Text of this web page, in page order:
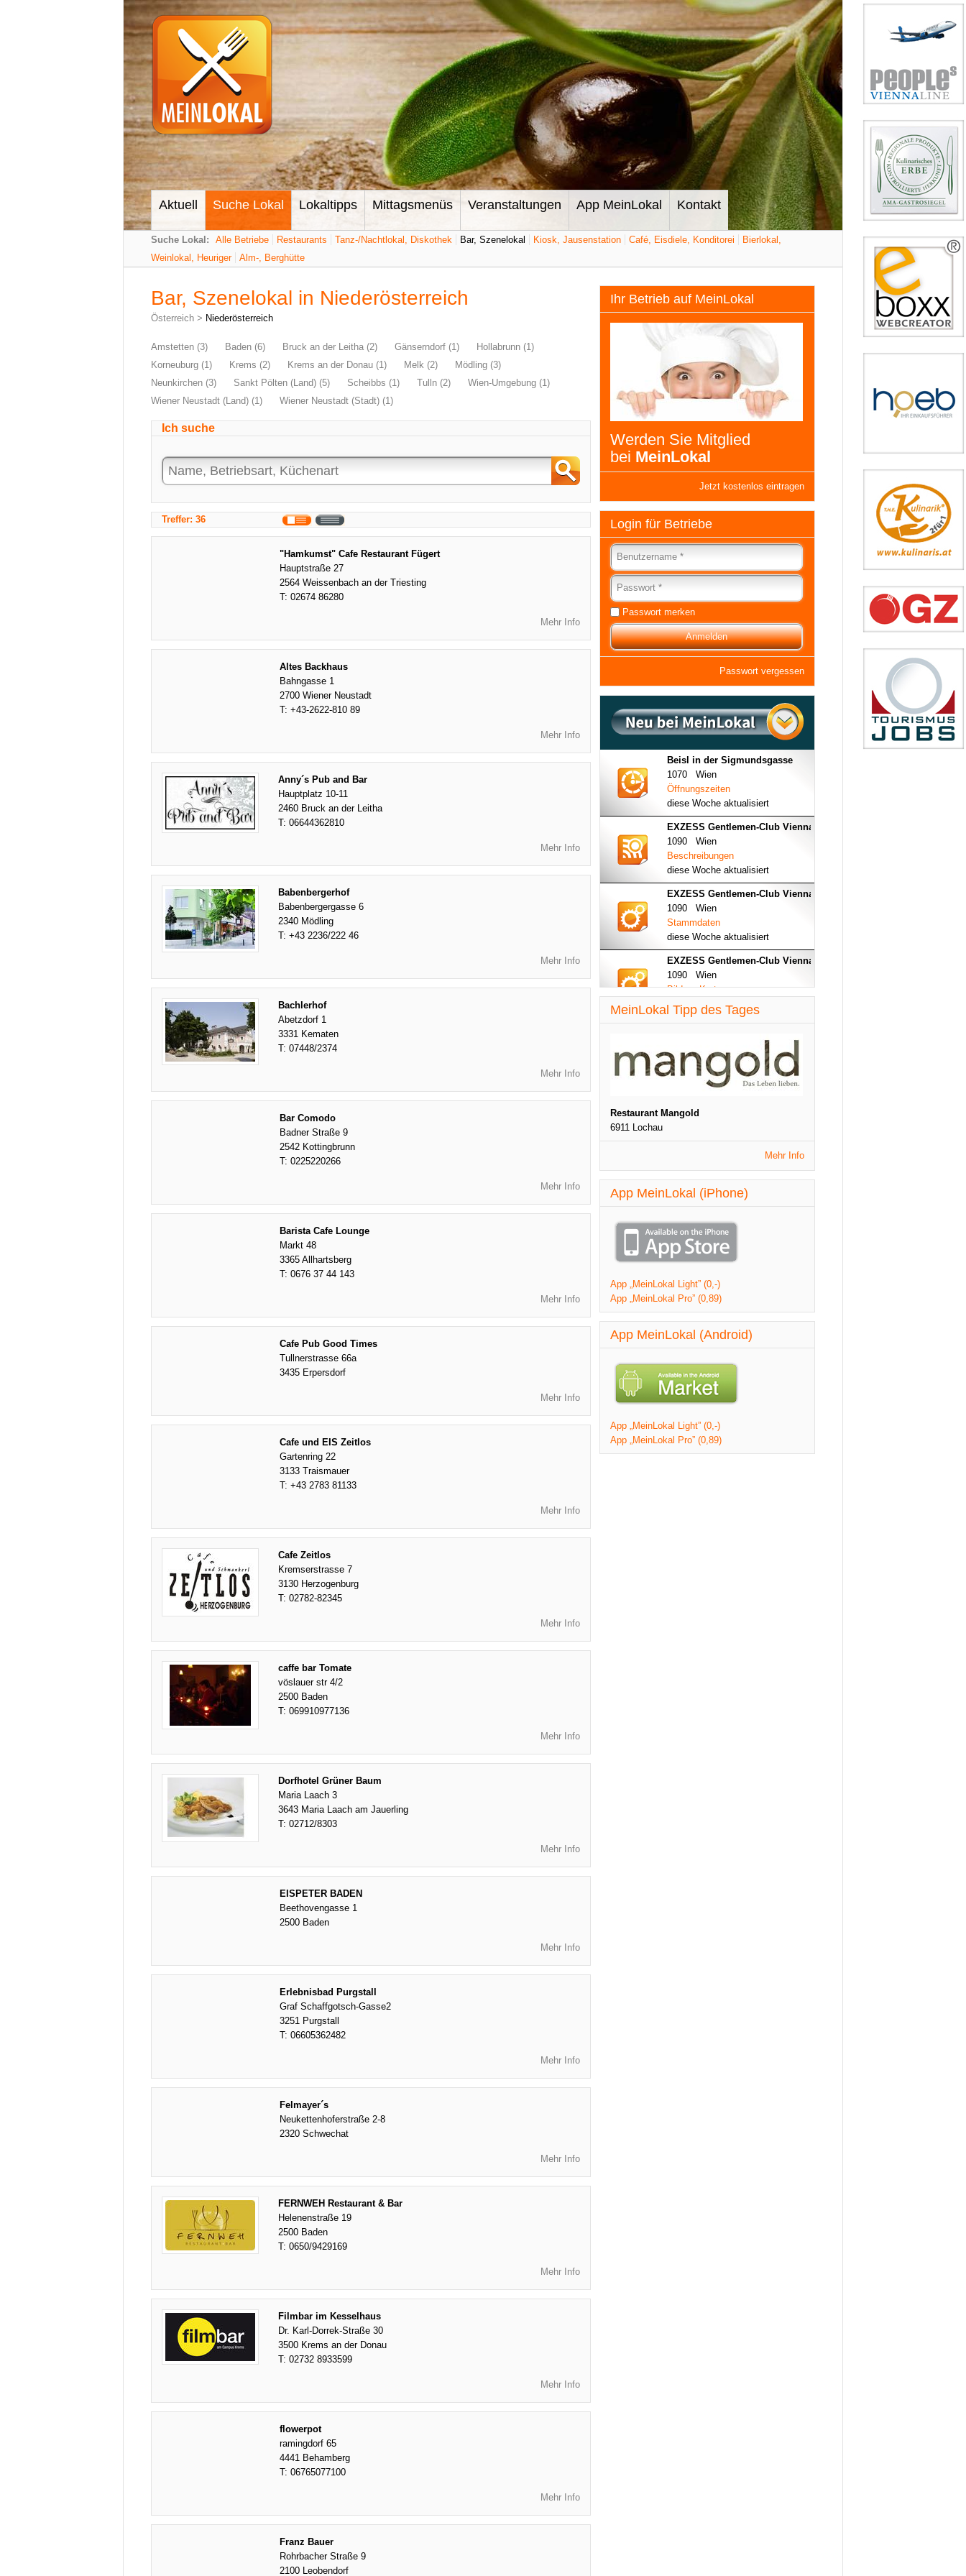
Aktuell Suche Lokal Lokaltipps Mittagsmenüs Veranstaltungen App MeinLokal Kontakt
Suche Lokal: Alle Betriebe Restaurants Tanz-/Nachtlokal, Diskothek Bar, Szenelokal Kiosk, Jausenstation Café, Eisdiele, Konditorei
Bierlokal,
Weinlokal, Heuriger
Alm-, Berghütte
Bar, Szenelokal in Niederösterreich
Österreich > Niederösterreich
Amstetten (3) Baden (6) Bruck an der Leitha (2) Gänserndorf (1)
Hollabrunn (1)
Korneuburg (1)
Krems (2) Krems an der Donau (1) Melk (2)
Mödling (3)
Neunkirchen (3)
Sankt Pölten (Land) (5) Scheibbs (1) Tulln (2)
Wien-Umgebung (1)
Wiener Neustadt (Land) (1)
Wiener Neustadt (Stadt) (1)
Ich suche
Treffer: 36
"Hamkumst" Cafe Restaurant Fügert
Hauptstraße 27
2564 Weissenbach an der Triesting
T: 02674 86280
Mehr Info
Altes Backhaus
Bahngasse 1
2700 Wiener Neustadt
T: +43-2622-810 89
Mehr Info
Anny´s Pub and Bar
Hauptplatz 10-11
2460 Bruck an der Leitha
T: 06644362810
Mehr Info
Babenbergerhof
Babenbergergasse 6
2340 Mödling
T: +43 2236/222 46
Mehr Info
Bachlerhof
Abetzdorf 1
3331 Kematen
T: 07448/2374
Mehr Info
Bar Comodo
Badner Straße 9
2542 Kottingbrunn
T: 0225220266
Mehr Info
Barista Cafe Lounge
Markt 48
3365 Allhartsberg
T: 0676 37 44 143
Mehr Info
Cafe Pub Good Times
Tullnerstrasse 66a
3435 Erpersdorf
Mehr Info
Cafe und EIS Zeitlos
Gartenring 22
3133 Traismauer
T: +43 2783 81133
Mehr Info
Cafe Zeitlos
Kremserstrasse 7
3130 Herzogenburg
T: 02782-82345
Mehr Info
caffe bar Tomate
vöslauer str 4/2
2500 Baden
T: 069910977136
Mehr Info
Dorfhotel Grüner Baum
Maria Laach 3
3643 Maria Laach am Jauerling
T: 02712/8303
Mehr Info
EISPETER BADEN
Beethovengasse 1
2500 Baden
Mehr Info
Erlebnisbad Purgstall
Graf Schaffgotsch-Gasse2
3251 Purgstall
T: 06605362482
Mehr Info
Felmayer´s
Neukettenhoferstraße 2-8
2320 Schwechat
Mehr Info
FERNWEH Restaurant & Bar
Helenenstraße 19
2500 Baden
T: 0650/9429169
Mehr Info
Filmbar im Kesselhaus
Dr. Karl-Dorrek-Straße 30
3500 Krems an der Donau
T: 02732 8933599
Mehr Info
flowerpot
ramingdorf 65
4441 Behamberg
T: 06765077100
Mehr Info
Franz Bauer
Rohrbacher Straße 9
2100 Leobendorf
Ihr Betrieb auf MeinLokal
Werden Sie Mitglied
bei MeinLokal
Jetzt kostenlos eintragen
Login für Betriebe
Passwort merken
Passwort vergessen
Beisl in der Sigmundsgasse
1070 Wien
Öffnungszeiten
diese Woche aktualisiert
EXZESS Gentlemen-Club Vienna
1090 Wien
Beschreibungen
diese Woche aktualisiert
EXZESS Gentlemen-Club Vienna
1090 Wien
Stammdaten
diese Woche aktualisiert
EXZESS Gentlemen-Club Vienna
1090 Wien
Bilder - Karte
diese Woche aktualisiert
Veranstaltungen
diese Woche aktualisiert
MeinLokal Tipp des Tages
Restaurant Mangold
6911 Lochau
Mehr Info
App MeinLokal (iPhone)
App „MeinLokal Light” (0,-)
App „MeinLokal Pro” (0,89)
App MeinLokal (Android)
App „MeinLokal Light” (0,-)
App „MeinLokal Pro” (0,89)